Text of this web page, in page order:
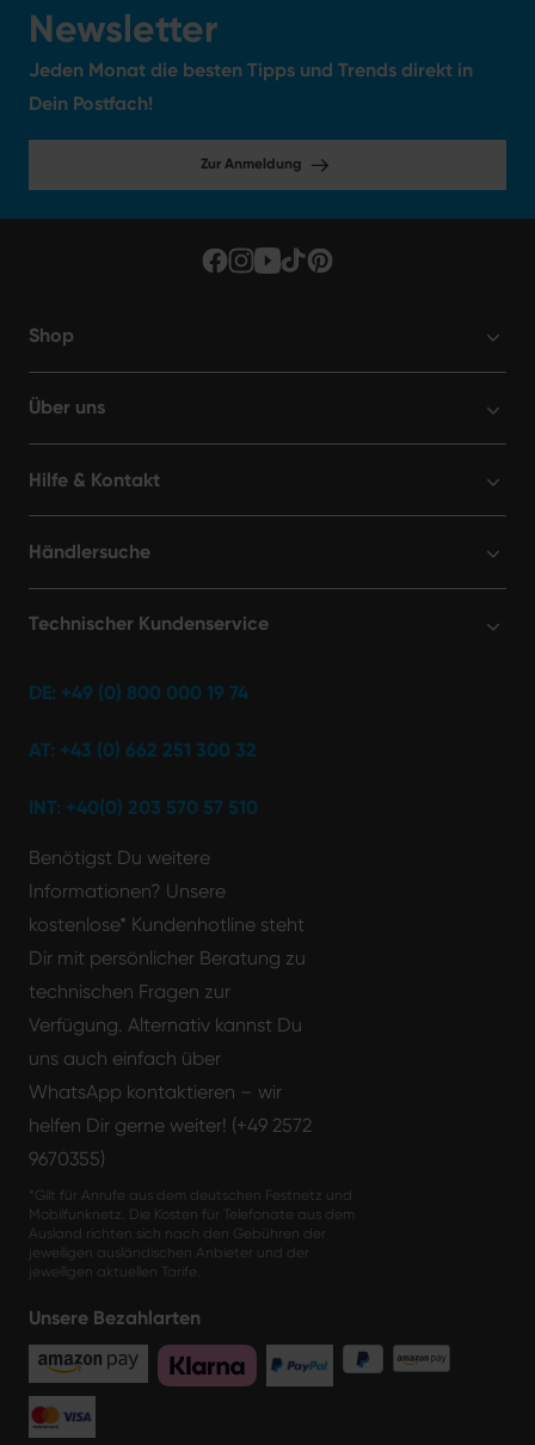
Newsletter
Jeden Monat die besten Tipps und Trends direkt in
Dein Postfach!
Zur Anmeldung
Shop
Über uns
Hilfe & Kontakt
Händlersuche
Technischer Kundenservice
DE: +49 (0) 800 000 19 74
AT: +43 (0) 662 251 300 32
INT: +40(0) 203 570 57 510
Benötigst Du weitere
Informationen? Unsere
kostenlose* Kundenhotline steht
Dir mit persönlicher Beratung zu
technischen Fragen zur
Verfügung. Alternativ kannst Du
uns auch einfach über
WhatsApp kontaktieren – wir
helfen Dir gerne weiter! (+49 2572
9670355)
*Gilt für Anrufe aus dem deutschen Festnetz und
Mobilfunknetz. Die Kosten für Telefonate aus dem
Ausland richten sich nach den Gebühren der
jeweiligen ausländischen Anbieter und der
jeweiligen aktuellen Tarife.
Unsere Bezahlarten